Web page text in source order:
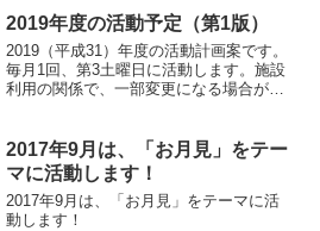
て、五穀豊穣とか家内安全とか子どもた
ちの健やかな成長を願...
2019年度の活動予定（第1版）
2019（平成31）年度の活動計画案です。
毎月1回、第3土曜日に活動します。施設
利用の関係で、一部変更になる場合があ
2017年9月は、「お月見」をテー
マに活動します！
2017年9月は、「お月見」をテーマに活
動します！